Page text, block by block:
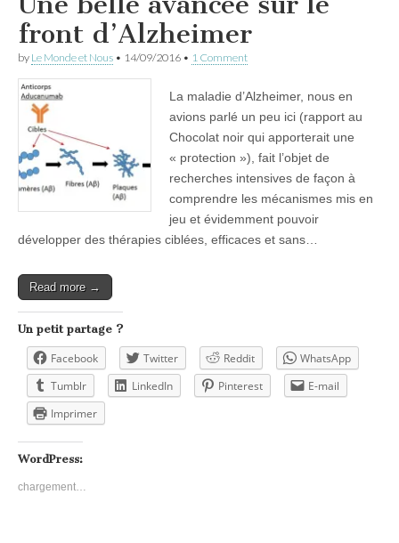
front d’Alzheimer
by Le Monde et Nous • 14/09/2016 • 1 Comment
La maladie d’Alzheimer, nous en
avions parlé un peu ici (rapport au
Chocolat noir qui apporterait une
« protection »), fait l’objet de
recherches intensives de façon à
comprendre les mécanismes mis en
jeu et évidemment pouvoir
développer des thérapies ciblées, efficaces et sans…
Read more →
Un petit partage ?
Facebook Twitter Reddit
WhatsApp
Tumblr
LinkedIn Pinterest
E-mail
Imprimer
WordPress:
chargement…